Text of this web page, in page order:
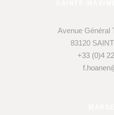
Avenue Général
83120
+33 (0)4